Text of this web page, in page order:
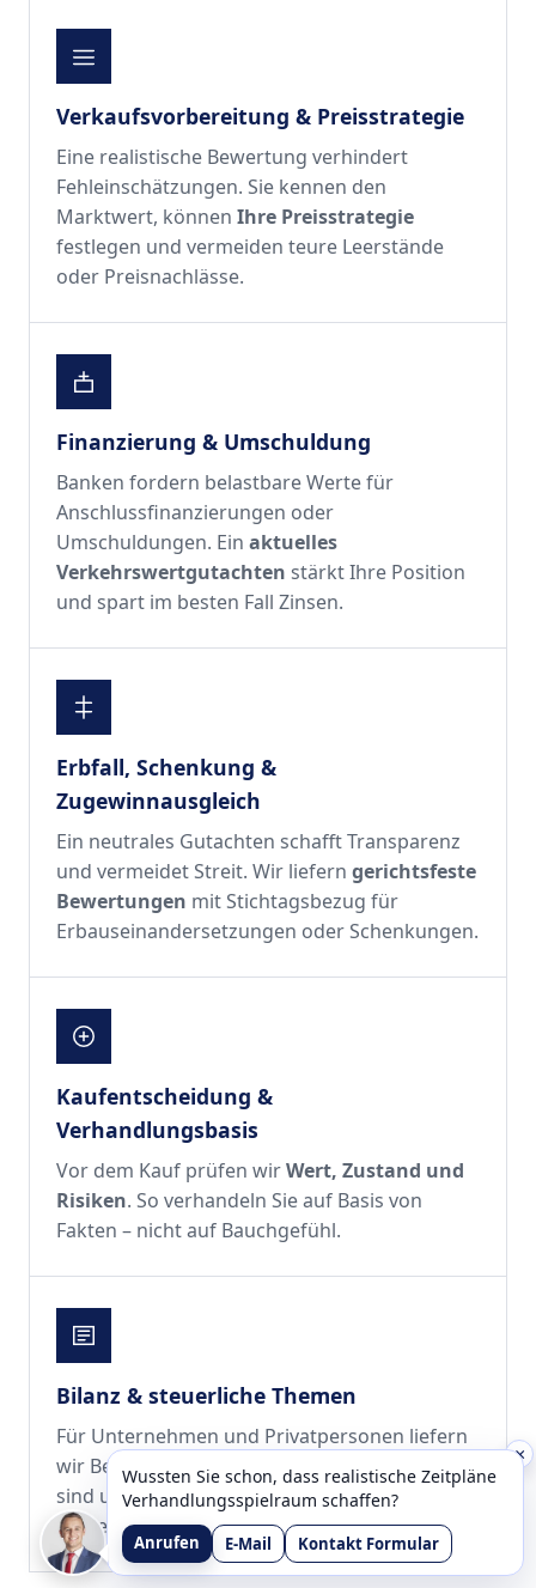
Verkaufsvorbereitung & Preisstrategie
Eine realistische Bewertung verhindert
Fehleinschätzungen. Sie kennen den
Marktwert, könnenIhre Preisstrategie
festlegen und vermeiden teure Leerstände
oder Preisnachlässe.
Finanzierung & Umschuldung
Banken fordern belastbare Werte für
Anschlussfinanzierungen oder
Umschuldungen. Einaktuelles
Verkehrswertgutachten stärkt Ihre Position
und spart im besten Fall Zinsen.
Erbfall, Schenkung &
Zugewinnausgleich
Ein neutrales Gutachten schafft Transparenz
und vermeidet Streit. Wir lieferngerichtsfeste
Bewertungen mit Stichtagsbezug für
Erbauseinandersetzungen oder Schenkungen.
Kaufentscheidung &
Verhandlungsbasis
Vor dem Kauf prüfen wirWert, Zustand und
Risiken. So verhandeln Sie auf Basis von
Fakten – nicht auf Bauchgefühl.
Bilanz & steuerliche Themen
Für Unternehmen und Privatpersonen liefern
wir Bewertungen, die
steuerlich abgestimmt
sind und sich direkt in Bilanz oder
Steuererklärung integrieren lassen.
×
Wussten Sie schon, dass realistische Zeitpläne
Verhandlungsspielraum schaffen?
Anrufen E-Mail Kontakt Formular